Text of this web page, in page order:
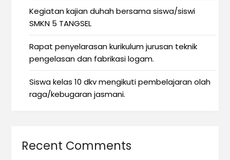
Kegiatan kajian duhah bersama siswa/siswi
SMKN 5 TANGSEL
Rapat penyelarasan kurikulum jurusan teknik
pengelasan dan fabrikasi logam.
Siswa kelas 10 dkv mengikuti pembelajaran olah
raga/kebugaran jasmani.
Recent Comments